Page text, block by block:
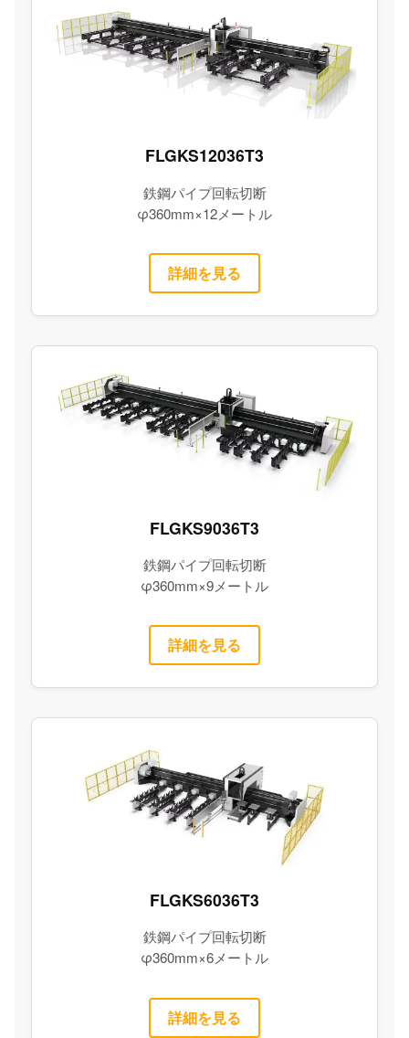
FLGKS12036T3
鉄鋼パイプ回転切断
φ360mm×12メートル
詳細を見る
FLGKS9036T3
鉄鋼パイプ回転切断
φ360mm×9メートル
詳細を見る
FLGKS6036T3
鉄鋼パイプ回転切断
φ360mm×6メートル
詳細を見る